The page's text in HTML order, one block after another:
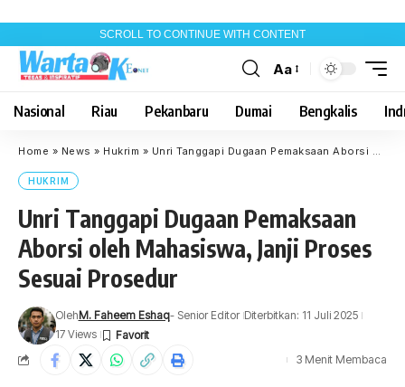
SCROLL TO CONTINUE WITH CONTENT
Font
Aa
Nasional Riau Pekanbaru Dumai Bengkalis
Home » News » Hukrim » Unri Tanggapi Dugaan Pemaksaan Aborsi oleh Mahasiswa, Janji Proses Sesuai Prosedur
HUKRIM
Unri Tanggapi Dugaan Pemaksaan
Aborsi oleh Mahasiswa, Janji Proses
Sesuai Prosedur
OlehM. Faheem Eshaq- Senior Editor Diterbitkan: 11 Juli 2025
17 Views
3 Menit Membaca